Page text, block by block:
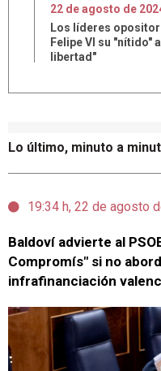
Lo último, minuto a
19:34 h, 22 de agosto
Baldoví advierte al
Compromís" si no
infrafinanciación
22 deagosto de
Los líderes
Felipe VI su "nítido"
libertad"